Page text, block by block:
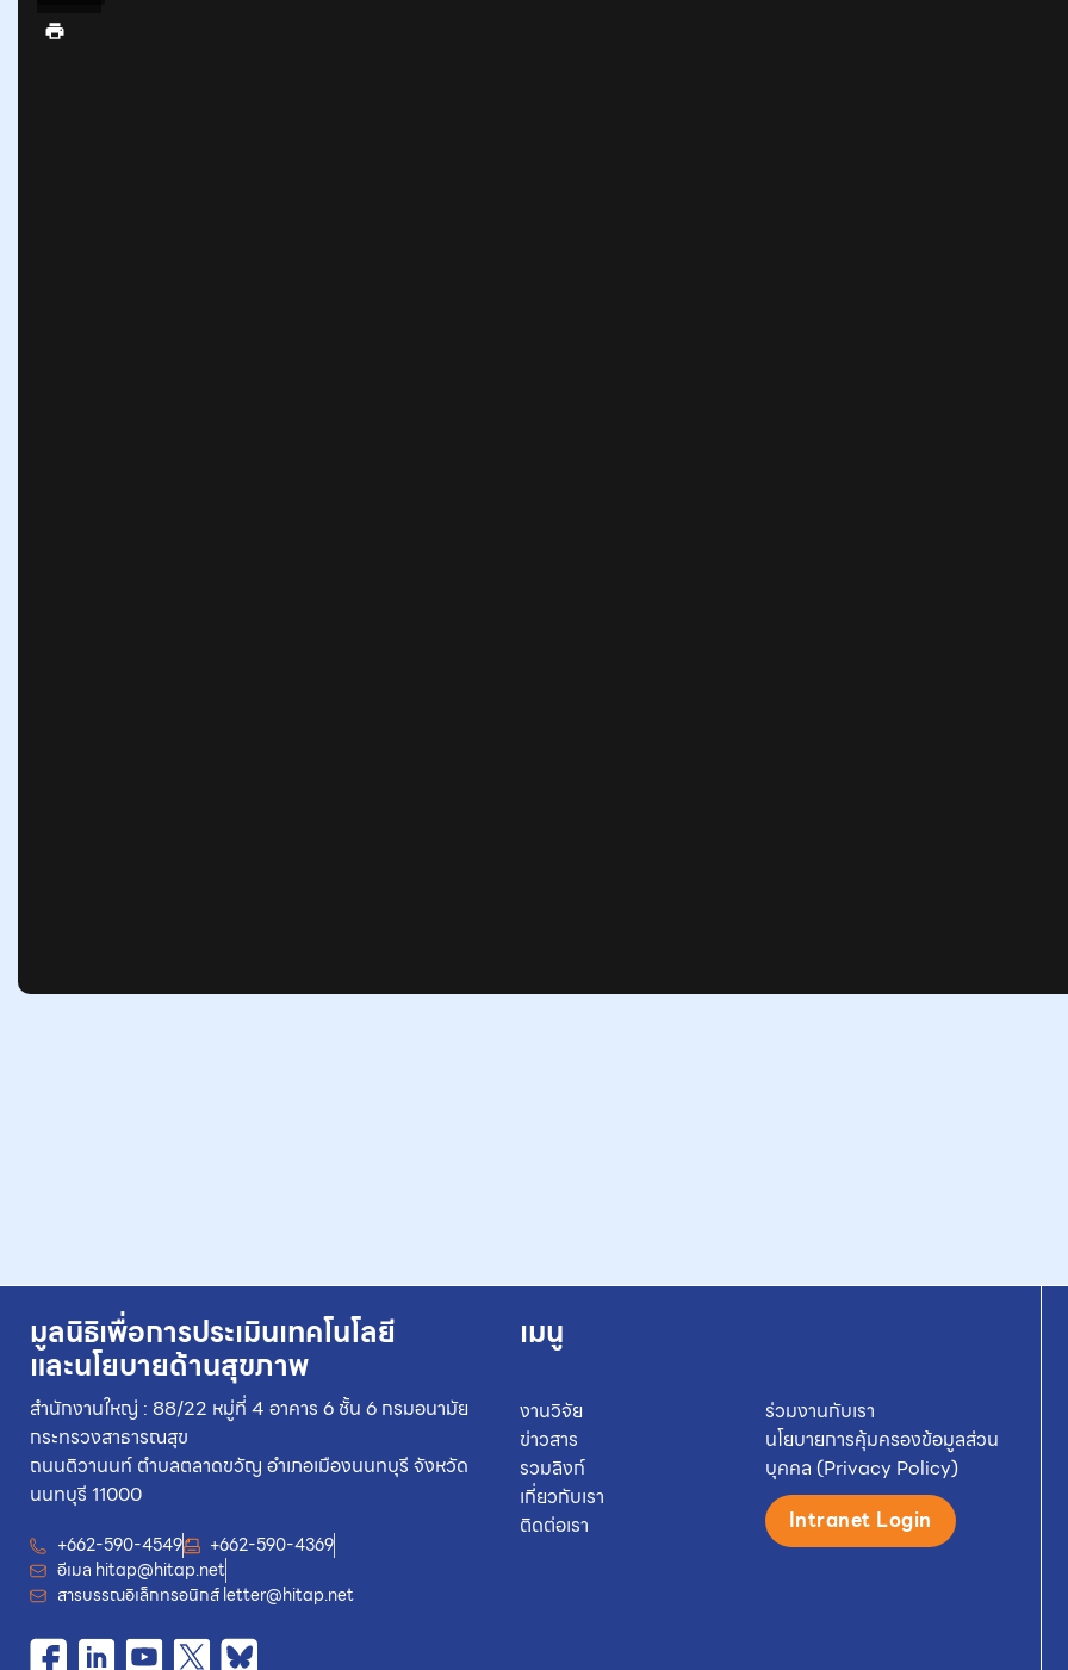
มูลนิธิเพื่อการประเมินเทคโนโลยี
และนโยบายด้านสุขภาพ
สำนักงานใหญ่ : 88/22 หมู่ที่ 4 อาคาร 6 ชั้น 6 กรมอนามัย
กระทรวงสาธารณสุข
ถนนติวานนท์ ตำบลตลาดขวัญ อำเภอเมืองนนทบุรี จังหวัด
นนทบุรี 11000
+662-590-4549
+662-590-4369
อีเมล hitap@hitap.net
สารบรรณอิเล็กทรอนิกส์letter@hitap.net
เมนู
งานวิจัย
ข่าวสาร
รวมลิงก์
เกี่ยวกับเรา
ติดต่อเรา
ร่วมงานกับเรา
นโยบายการคุ้มครองข้อมูลส่วน
บุคคล (Privacy Policy)
Intranet Login